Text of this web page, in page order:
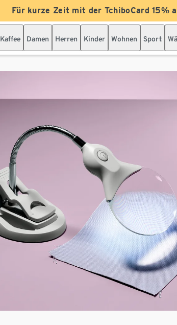
Für kurze Zeit mit der TchiboCard 15%
Kaffee Damen Herren Kinder Wohnen Sport